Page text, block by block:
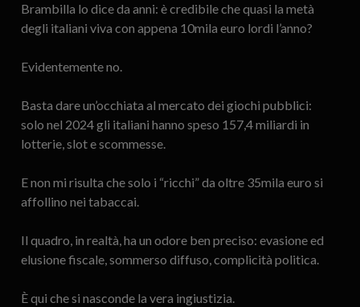
Brambilla lo dice da anni: è credibile che quasi la metà
degli italiani viva con appena 10mila euro lordi l’anno?
Evidentemente no.
Basta dare un’occhiata al mercato dei giochi pubblici:
solo nel 2024 gli italiani hanno speso 157,4 miliardi in
lotterie, slot e scommesse.
E non mi risulta che solo i “ricchi” da oltre 35mila euro si
affollino nei tabaccai.
Il quadro, in realtà, ha un odore ben preciso: evasione ed
elusione fiscale, sommerso diffuso, complicità politica.
È qui che si nasconde la vera ingiustizia.